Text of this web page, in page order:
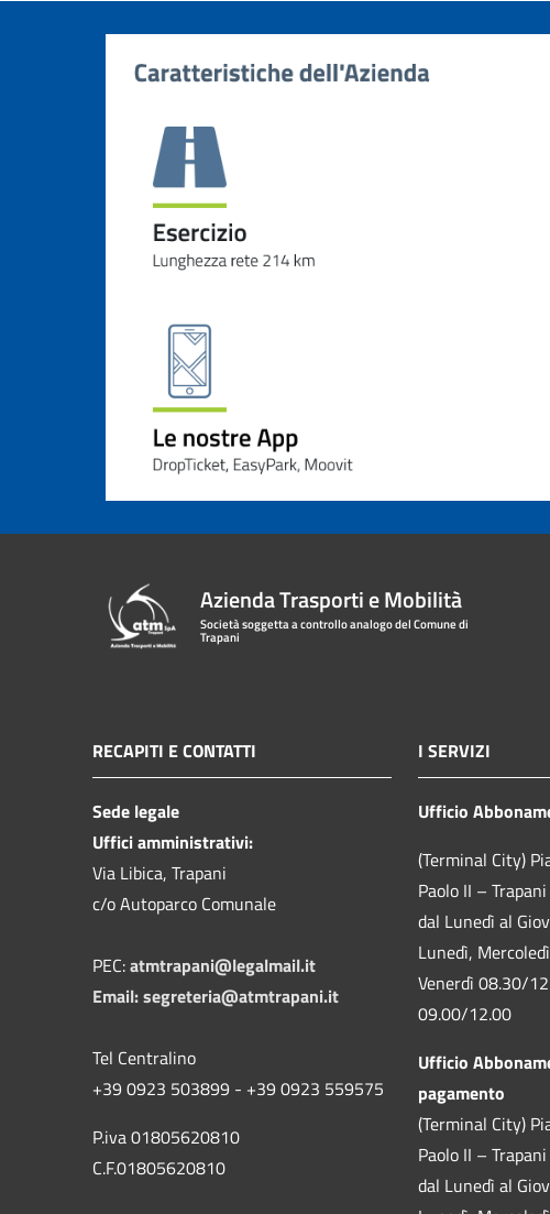
Azienda Trasporti e Mobilità
Società soggetta a controllo analogo del Comune di
Trapani
RECAPITI E CONTATTI
Sede legale
Uffici amministrativi:
Via Libica, Trapani
c/o Autoparco Comunale
PEC:atmtrapani@legalmail.it
Email:segreteria@atmtrapani.it
Tel Centralino
+39 0923 503899 - +39 0923 559575
P.iva 01805620810
C.F.01805620810
I SERVIZI
Ufficio
(Terminal City)
Paolo II – Trapani
dal Lunedì al
Lunedì,
Venerdì 08.30/
09.00/12.00
Ufficio
pagamento
(Terminal City)
Paolo II – Trapani
dal Lunedì al